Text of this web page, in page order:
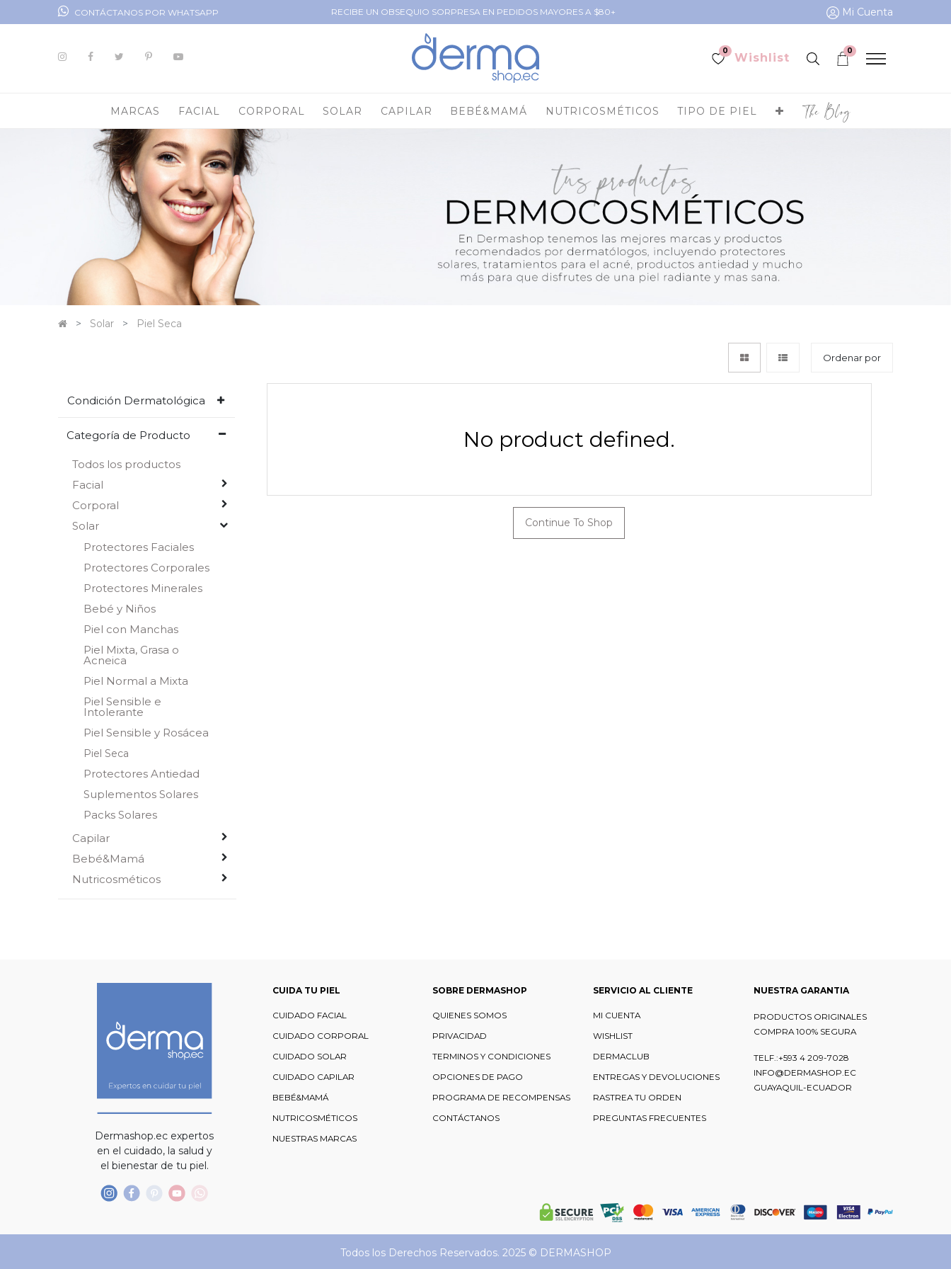
CONTÁCTANOS POR WHATSAPP RECIBE UN OBSEQUIO SORPRESA EN PEDIDOS MAYORES A $80+ Mi Cuenta
0
Wishlist
0
MARCAS FACIAL CORPORAL SOLAR CAPILAR BEBÉ&MAMÁ NUTRICOSMÉTICOS TIPO DE PIEL The Blog
Solar Piel Seca
Ordenar por
Condición Dermatológica
Categoría de Producto
Todos los productos
Facial
Corporal
Solar
Protectores Faciales
Protectores Corporales
Protectores Minerales
Bebé y Niños
Piel con Manchas
Piel Mixta, Grasa o
Acneica
Piel Normal a Mixta
Piel Sensible e
Intolerante
Piel Sensible y Rosácea
Piel Seca
Protectores Antiedad
Suplementos Solares
Packs Solares
Capilar
Bebé&Mamá
Nutricosméticos
No product defined.
Continue To Shop
Dermashop.ec expertos
en el cuidado, la salud y
el bienestar de tu piel.
CUIDA TU PIEL
CUIDADO FACIAL
CUIDADO CORPORAL
CUIDADO SOLAR
CUIDADO CAPILAR
BEBÉ&MAMÁ
NUTRICOSMÉTICOS
NUESTRAS MARCAS
SOBRE DERMASHOP
QUIENES SOMOS
PRIVACIDAD
TERMINOS Y CONDICIONES
OPCIONES DE PAGO
PROGRAMA DE RECOMPENSAS
CONTÁCTANOS
SERVICIO AL CLIENTE
MI CUENTA
WISHLIST
DERMACLUB
ENTREGAS Y DEVOLUCIONES
RASTREA TU ORDEN
PREGUNTAS FRECUENTES
NUESTRA GARANTIA
PRODUCTOS ORIGINALES
COMPRA 100% SEGURA
TELF.:+593 4 209-7028
INFO@DERMASHOP.EC
GUAYAQUIL-ECUADOR
Todos los Derechos Reservados. 2025 © DERMASHOP